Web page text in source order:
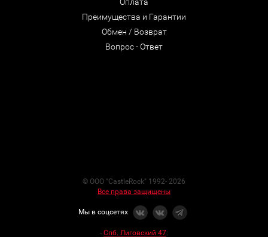
Преимущества и Гарантии
Обмен / Возврат
Вопрос - Ответ
© ООО "CastleRock" 1992- 2026
Все права защищены
Мы в соцсетях
- Спб. Лиговский 47: